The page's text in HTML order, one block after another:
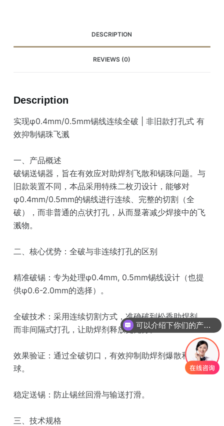
DESCRIPTION
REVIEWS (0)
Description
实现φ0.4mm/0.5mm锡线连续全破 | 非旧款打孔式 有
效抑制锡珠飞溅
一、产品概述
破锡送锡器，旨在有效应对助焊剂飞散和锡珠问题。与
旧款装置不同，本品采用特殊二枚刃设计，能够对
φ0.4mm/0.5mm的锡线进行连续、完整的切割（全
破），而非普通的点状打孔，从而显著减少焊接中的飞
溅物。
二、核心优势：全破与非连续打孔的区别
精准破锡：专为处理φ0.4mm, 0.5mm锡线设计（也提
供φ0.6-2.0mm的选择）。
全破技术：采用连续切割方式，准确破到松香助焊剂，
而非间隔式打孔，让助焊剂释放更充分。
效果验证：通过全破切口，有效抑制助焊剂爆散和锡
球。
稳定送锡：防止锡丝回滑与输送打滑。
三、技术规格
可以介绍下你们的产品么？